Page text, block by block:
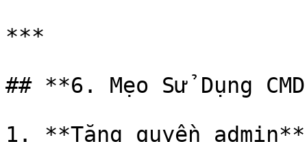
***
## **6. Mẹo Sử Dụng
1. **Tăng quyền